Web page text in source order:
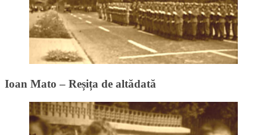
Ioan Mato – Reșița de altădată